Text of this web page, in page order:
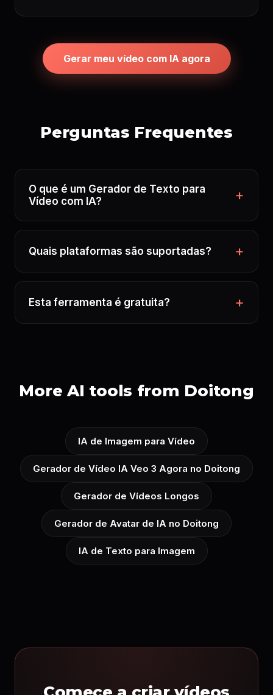
Gerar meu vídeo com IA agora
Perguntas Frequentes
O que é um Gerador de Texto para
Vídeo com IA?
Quais plataformas são suportadas?
Esta ferramenta é gratuita?
More AI tools from Doitong
IA de Imagem para Vídeo
Gerador de Vídeo IA Veo 3 Agora no Doitong
Gerador de Vídeos Longos
Gerador de Avatar de IA no Doitong
IA de Texto para Imagem